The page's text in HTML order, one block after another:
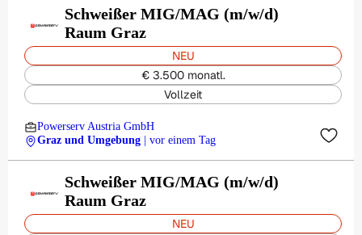
Schweißer MIG/MAG (m/w/d)
Raum Graz
NEU
€ 3.500 monatl.
Vollzeit
Powerserv Austria GmbH
Graz und Umgebung
| vor einem Tag
Schweißer MIG/MAG (m/w/d)
Raum Graz
NEU